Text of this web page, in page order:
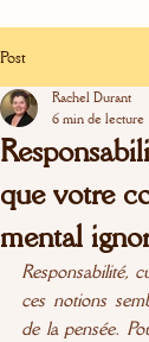
Post
que votre
mental
Rachel Durant
6 min de lecture
Responsabilité,
ces notions
de la pensée.